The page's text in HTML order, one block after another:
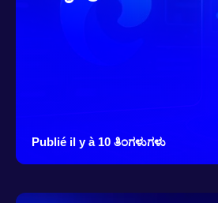
Publié il y à 10 ತಿಂಗಳುಗಳು